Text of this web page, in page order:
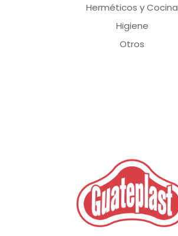
Herméticos y Cocina
Higiene
Otros